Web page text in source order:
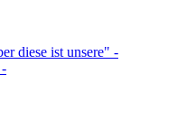
diese ist unsere" -